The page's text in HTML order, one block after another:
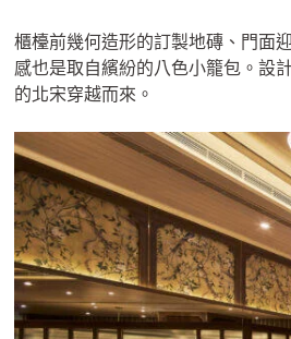
櫃檯前幾何造形的訂製地磚、門面
感也是取自繽紛的八色小籠包。設
的北宋穿越而來。